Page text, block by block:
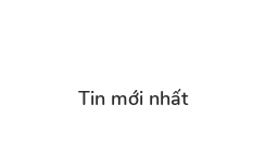
Tin mới nhất